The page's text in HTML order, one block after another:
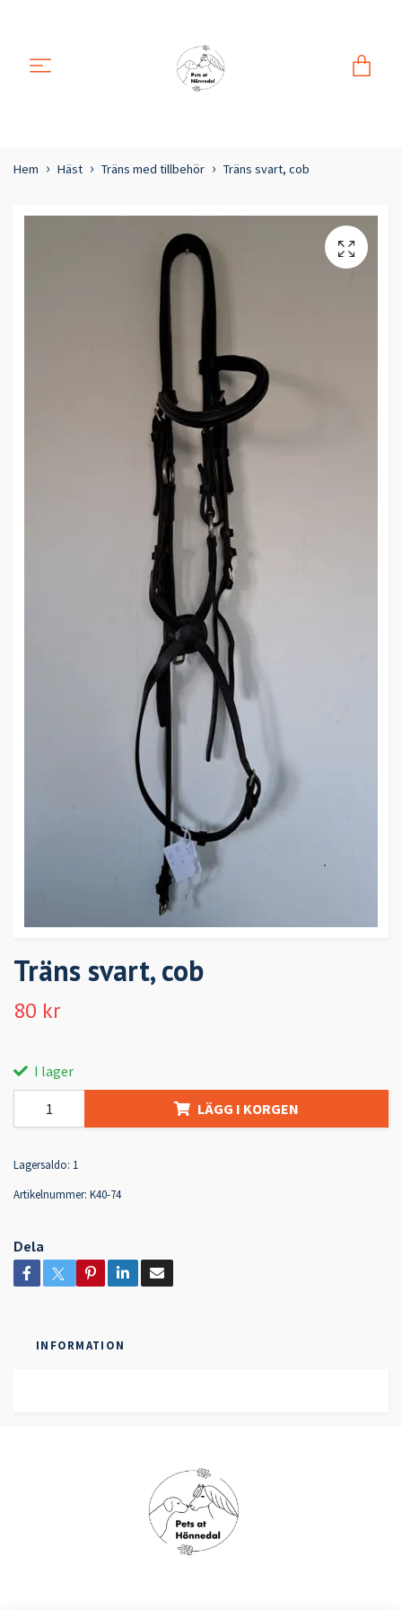
Hem Häst Träns med tillbehör Träns svart, cob
Träns svart, cob
80 kr
I lager
LÄGG I KORGEN
Lagersaldo: 1
Artikelnummer: K40-74
Dela
INFORMATION